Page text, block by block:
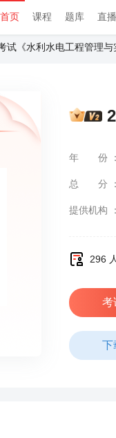
首页 课程 题库 直
试《水利水电工程管理
年份
总分
提供机构
296
考
下